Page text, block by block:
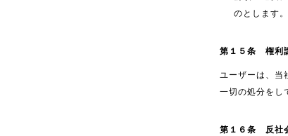
のとします
第１５条 権利
ユーザーは、当
一切の処分をし
第１６条 反社